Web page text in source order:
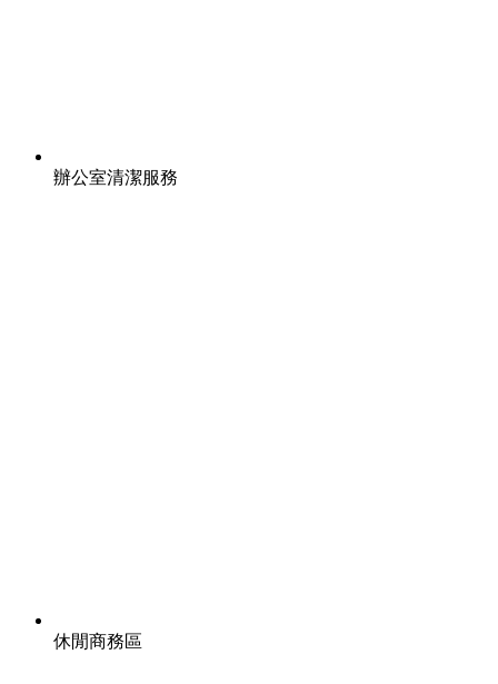
辦公室清潔服務
休閒商務區